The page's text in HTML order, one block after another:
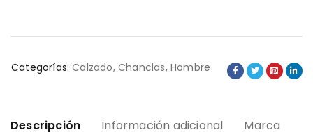
Categorías: Calzado,Chanclas,Hombre
Descripción Información adicional
Marca